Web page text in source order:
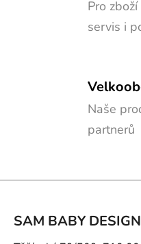
Pro
servis i
Naše
partnerů
SAM BABY